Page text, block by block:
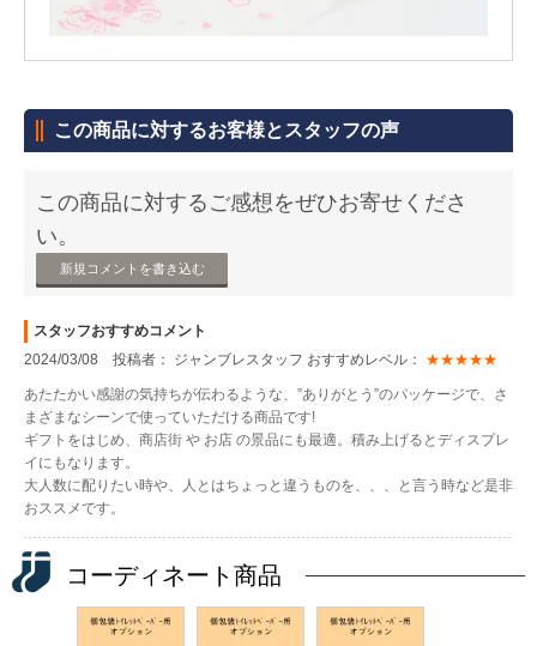
この商品に対するお客様とスタッフの声
この商品に対するご感想をぜひお寄せくださ
い。
新規コメントを書き込む
スタッフおすすめコメント
2024/03/08 投稿者： ジャンブレスタッフ おすすめレベル：
★★★★★
あたたかい感謝の気持ちが伝わるような、”ありがとう”のパッケージで、さ
まざまなシーンで使っていただける商品です!
ギフトをはじめ、商店街 や お店 の景品にも最適。積み上げるとディスプレ
イにもなります。
大人数に配りたい時や、人とはちょっと違うものを、、、と言う時など是非
おススメです。
コーディネート商品